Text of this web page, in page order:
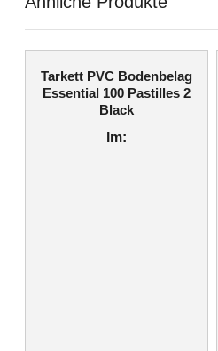
Tarkett PVC Bodenbelag
Essential 100 Pastilles 2
Black
lm: